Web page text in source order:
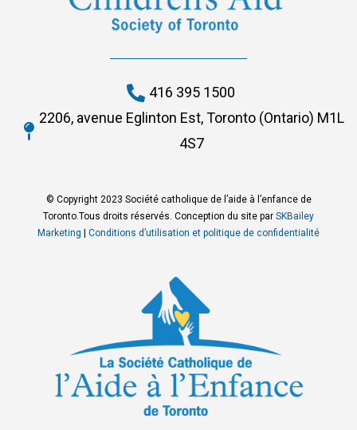
416 395 1500
2206, avenue Eglinton Est, Toronto (Ontario) M1L
4S7
© Copyright 2023 Société catholique de l’aide à l’enfance de
Toronto.Tous droits réservés. Conception du site par SKBailey
Marketing
Conditions d’utilisation et politique de confidentialité